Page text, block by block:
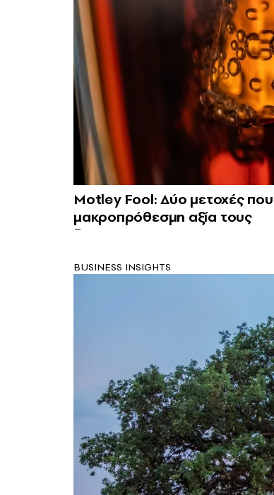
Motley Fool: Δύο μετοχές που
μακροπρόθεσμη αξία τους
BUSINESS INSIGHTS